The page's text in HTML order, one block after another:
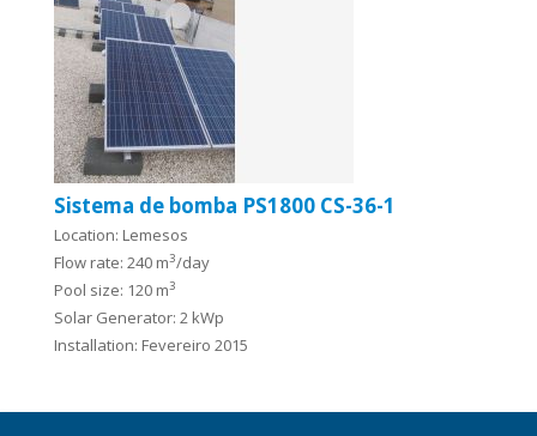
Sistema de bomba PS1800 CS-36-1
Location: Lemesos
Flow rate: 240 m3/day
Pool size: 120 m3
Solar Generator: 2 kWp
Installation: Fevereiro 2015